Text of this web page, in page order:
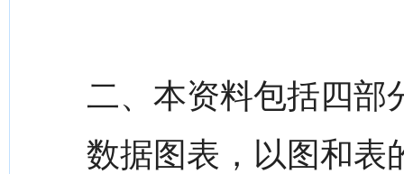
二、本资料包括四部
数据图表，以图和表